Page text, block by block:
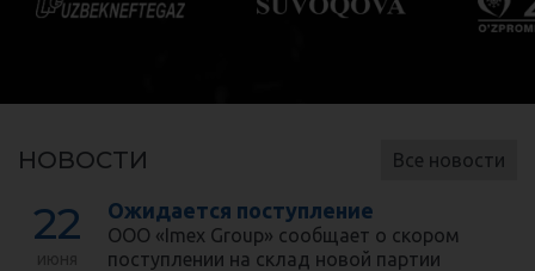
Все новости
НОВОСТИ
22 Ожидается поступление
ООО «Imex Group» сообщает о скором
поступлении на склад новой партии